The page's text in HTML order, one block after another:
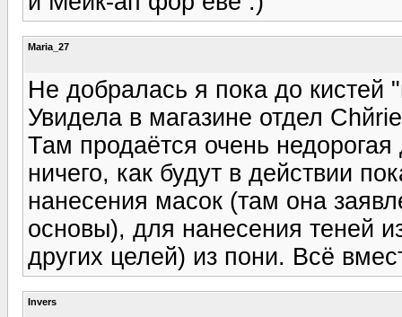
Maria_27
Не добралась я пока до кистей
Увидела в магазине отдел
Там продаётся очень
ничего, как будут в действии
нанесения масок (там она
основы), для нанесения теней
других целей) из пони. Всё
Invers